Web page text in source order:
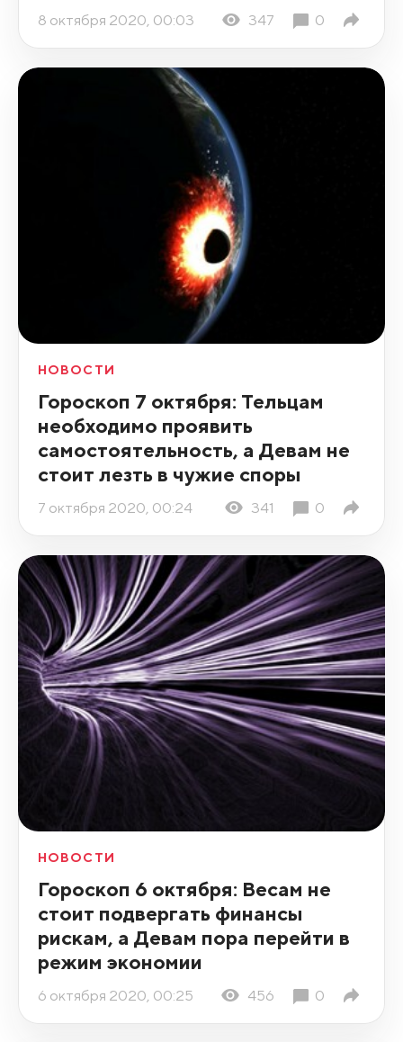
8 октября 2020, 00:03 347 0
НОВОСТИ
Гороскоп 7 октября: Тельцам
необходимо проявить
самостоятельность, а Девам не
стоит лезть в чужие споры
7 октября 2020, 00:24 341 0
НОВОСТИ
Гороскоп 6 октября: Весам не
стоит подвергать финансы
рискам, а Девам пора перейти в
режим экономии
6 октября 2020, 00:25 456 0